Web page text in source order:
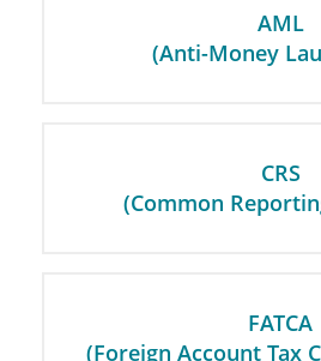
AML
(Anti-Money
CRS
(Common
FATCA
(Foreign Account Tax